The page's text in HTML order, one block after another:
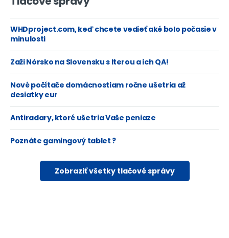
WHDproject.com, keď chcete vedieť aké bolo počasie v
minulosti
Zaži Nórsko na Slovensku s Iterou a ich QA!
Nové počítače domácnostiam ročne ušetria až
desiatky eur
Antiradary, ktoré ušetria Vaše peniaze
Poznáte gamingový tablet ?
Zobraziť všetky tlačové správy